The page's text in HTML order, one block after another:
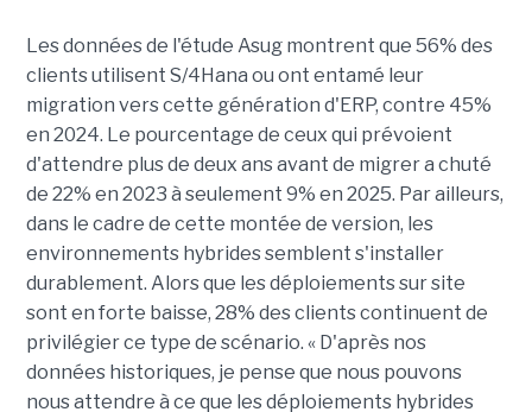
Les données de l'étude Asug montrent que 56% des
clients utilisent S/4Hana ou ont entamé leur
migration vers cette génération d'ERP, contre 45%
en 2024. Le pourcentage de ceux qui prévoient
d'attendre plus de deux ans avant de migrer a chuté
de 22% en 2023 à seulement 9% en 2025. Par ailleurs,
dans le cadre de cette montée de version, les
environnements hybrides semblent s'installer
durablement. Alors que les déploiements sur site
sont en forte baisse, 28% des clients continuent de
privilégier ce type de scénario. « D'après nos
données historiques, je pense que nous pouvons
nous attendre à ce que les déploiements hybrides